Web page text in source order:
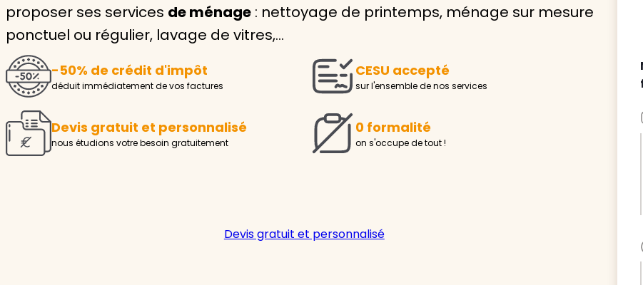
Seniors
Handicaps
Voir tous les services
Avec VIVASERVICES,
service à domicile qui
Pour l’entretien de votre logement, la garde de
ou l’accompagnement d’un parent, nos
Demander un devis gratuit
Trouver mon
proposer ses services de ménage : nettoyage de printemps, ménage sur mesure
ponctuel ou régulier, lavage de vitres,…
-50% de crédit d'impôt
déduit immédiatement de vos factures
CESU accepté
sur l'ensemble de nos services
Devis gratuit et personnalisé
nous étudions votre besoin gratuitement
0 formalité
on s'occupe de tout !
Devis gratuit et personnalisé